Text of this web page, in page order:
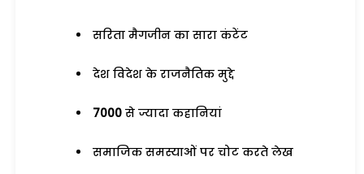
सरिता मैगजीन का सारा कंटेंट
देश विदेश के राजनैतिक मुद्दे
7000 से ज्यादा कहानियां
समाजिक समस्याओं पर चोट करते लेख